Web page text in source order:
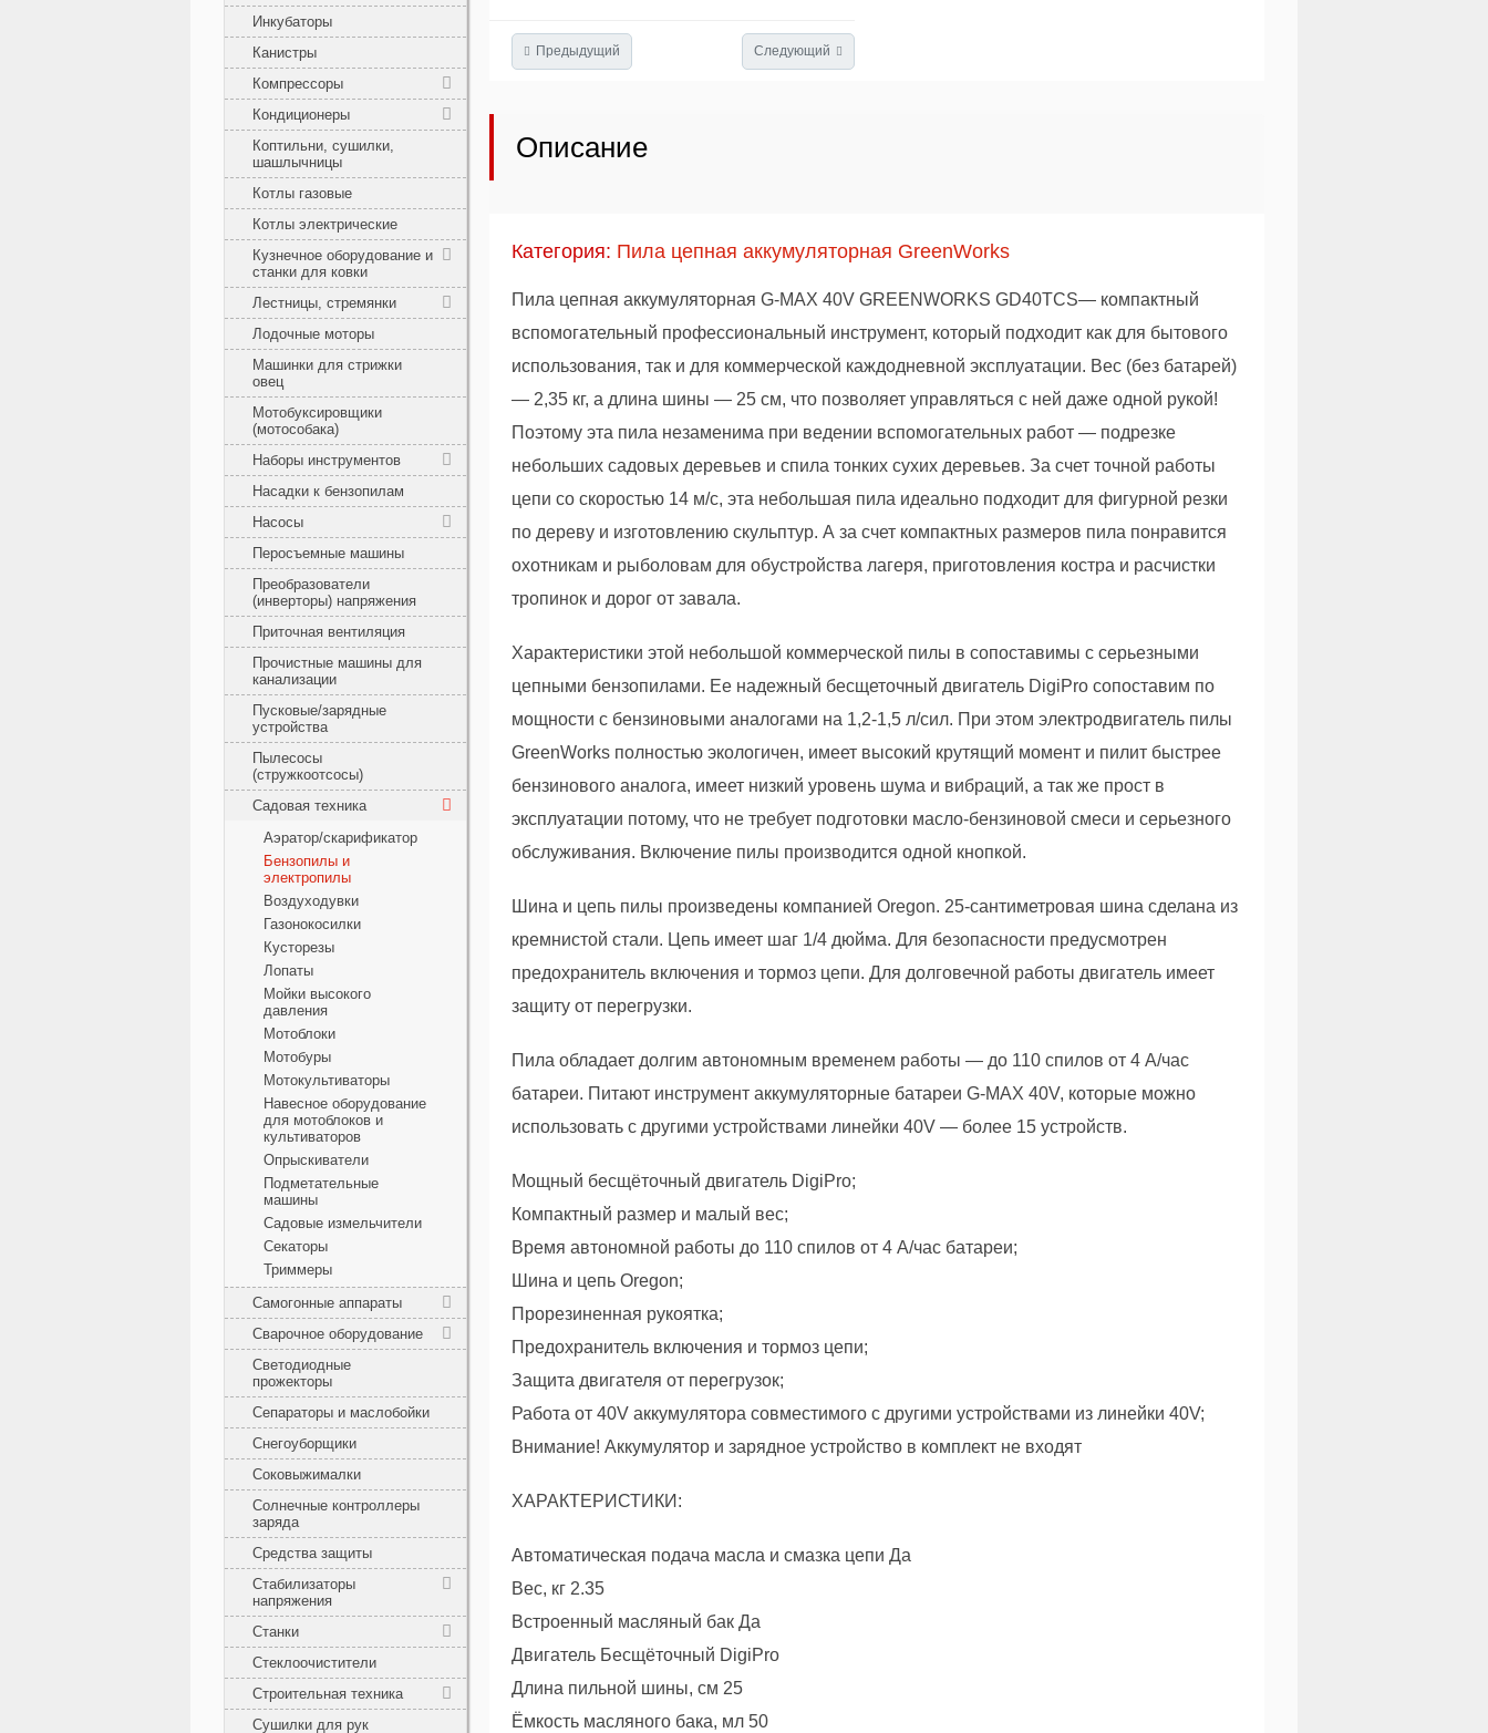
Инкубаторы
Канистры
Компрессоры
Кондиционеры
Коптильни, сушилки,
шашлычницы
Котлы газовые
Котлы электрические
Кузнечное оборудование и
станки для ковки
Лестницы, стремянки
Лодочные моторы
Машинки для стрижки
овец
Мотобуксировщики
(мотособака)
Наборы инструментов
Насадки к бензопилам
Насосы
Перосъемные машины
Преобразователи
(инверторы) напряжения
Приточная вентиляция
Прочистные машины для
канализации
Пусковые/зарядные
устройства
Пылесосы
(стружкоотсосы)
Садовая техника
Аэратор/скарификатор
Бензопилы и
электропилы
Воздуходувки
Газонокосилки
Кусторезы
Лопаты
Мойки высокого
давления
Мотоблоки
Мотобуры
Мотокультиваторы
Навесное оборудование
для мотоблоков и
культиваторов
Опрыскиватели
Подметательные
машины
Садовые измельчители
Секаторы
Триммеры
Самогонные аппараты
Сварочное оборудование
Светодиодные
прожекторы
Сепараторы и маслобойки
Снегоуборщики
Соковыжималки
Солнечные контроллеры
заряда
Средства защиты
Стабилизаторы
напряжения
Станки
Стеклоочистители
Строительная техника
Сушилки для рук
Предыдущий Следующий
Описание
Категория: Пила цепная аккумуляторная GreenWorks
Пила цепная аккумуляторная G-MAX 40V GREENWORKS GD40TCS— компактный
вспомогательный профессиональный инструмент, который подходит как для бытового
использования, так и для коммерческой каждодневной эксплуатации. Вес (без батарей)
— 2,35 кг, а длина шины — 25 см, что позволяет управляться с ней даже одной рукой!
Поэтому эта пила незаменима при ведении вспомогательных работ — подрезке
небольших садовых деревьев и спила тонких сухих деревьев. За счет точной работы
цепи со скоростью 14 м/с, эта небольшая пила идеально подходит для фигурной резки
по дереву и изготовлению скульптур. А за счет компактных размеров пила понравится
охотникам и рыболовам для обустройства лагеря, приготовления костра и расчистки
тропинок и дорог от завала.
Характеристики этой небольшой коммерческой пилы в сопоставимы с серьезными
цепными бензопилами. Ее надежный бесщеточный двигатель DigiPro сопоставим по
мощности с бензиновыми аналогами на 1,2-1,5 л/сил. При этом электродвигатель пилы
GreenWorks полностью экологичен, имеет высокий крутящий момент и пилит быстрее
бензинового аналога, имеет низкий уровень шума и вибраций, а так же прост в
эксплуатации потому, что не требует подготовки масло-бензиновой смеси и серьезного
обслуживания. Включение пилы производится одной кнопкой.
Шина и цепь пилы произведены компанией Oregon. 25-сантиметровая шина сделана из
кремнистой стали. Цепь имеет шаг 1/4 дюйма. Для безопасности предусмотрен
предохранитель включения и тормоз цепи. Для долговечной работы двигатель имеет
защиту от перегрузки.
Пила обладает долгим автономным временем работы — до 110 спилов от 4 А/час
батареи. Питают инструмент аккумуляторные батареи G-MAX 40V, которые можно
использовать с другими устройствами линейки 40V — более 15 устройств.
Мощный бесщёточный двигатель DigiPro;
Компактный размер и малый вес;
Время автономной работы до 110 спилов от 4 А/час батареи;
Шина и цепь Oregon;
Прорезиненная рукоятка;
Предохранитель включения и тормоз цепи;
Защита двигателя от перегрузок;
Работа от 40V аккумулятора совместимого с другими устройствами из линейки 40V;
Внимание! Аккумулятор и зарядное устройство в комплект не входят
ХАРАКТЕРИСТИКИ:
Автоматическая подача масла и смазка цепи Да
Вес, кг 2.35
Встроенный масляный бак Да
Двигатель Бесщёточный DigiPro
Длина пильной шины, см 25
Ёмкость масляного бака, мл 50